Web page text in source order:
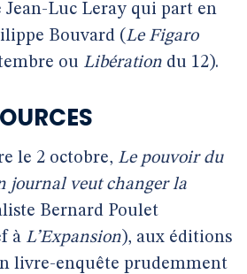
Jean-Luc Leray qui part en
Bouvard (Le Figaro
ou Libération du 12).
le 2 octobre, Le pouvoir du
journal veut changer la
Bernard Poulet
à L’Expansion), aux éditions
livre-enquête prudemment